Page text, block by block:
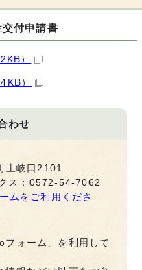
付申請書
）
）
わせ
岐口2101
ス：0572-54-7062
ムをご利用くださ
フォーム」を利用して